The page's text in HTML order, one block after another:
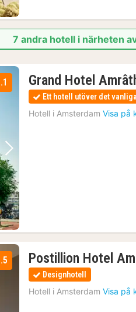
7 andra hotell i närheten
Nästa bild
Grand Hotel
Ett hotell utöver det vanliga
Hotell i Amsterdam Visa på
Postillion Hotel
Designhotell
Hotell i Amsterdam Visa på